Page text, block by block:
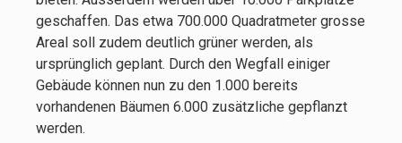
geschaffen. Das etwa 700.000 Quadratmeter grosse
Areal soll zudem deutlich grüner werden, als
ursprünglich geplant. Durch den Wegfall einiger
Gebäude können nun zu den 1.000 bereits
vorhandenen Bäumen 6.000 zusätzliche gepflanzt
werden.